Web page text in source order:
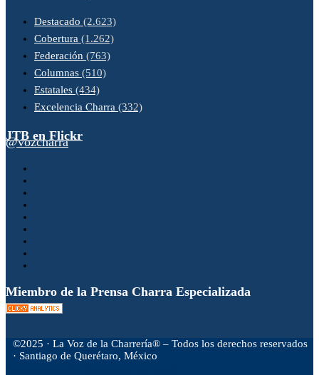
Destacado (2.623)
Cobertura (1.262)
Federación (763)
Columnas (510)
Estatales (434)
Excelencia Charra (332)
JTB en Flickr
@vozcharra
Miembro de la Prensa Charra Especializada
©2025 · La Voz de la Charrería® – Todos los derechos reservados
· Santiago de Querétaro, México